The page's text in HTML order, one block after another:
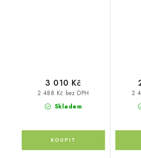
Skladem
2 488 Kč bez DPH
3 010 Kč
2